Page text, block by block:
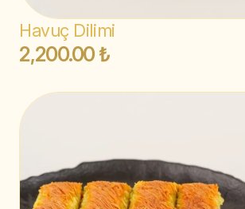
Havuç Dilimi
2,200.00 ₺